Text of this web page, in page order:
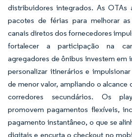
distribuidores integrados. As OTAs
pacotes de férias para melhorar
canais diretos dos fornecedores
fortalecer a participação na
agregadores de ônibus investem em
personalizar itinerários e
de menor valor, ampliando o alcance
corredores secundários. Os
promovem pagamentos flexíveis,
pagamento instantâneo, o que se
digitais e encurta o checkout no